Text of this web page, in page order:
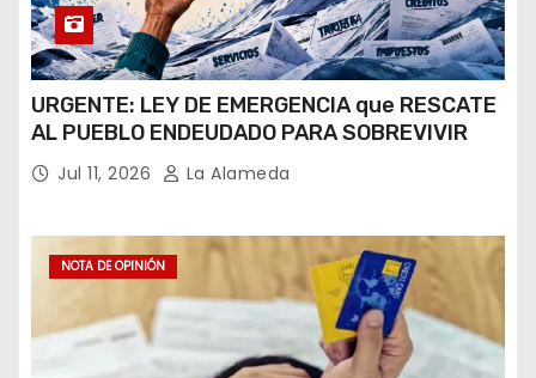
URGENTE: LEY DE EMERGENCIA que RESCATE
AL PUEBLO ENDEUDADO PARA SOBREVIVIR
Jul 11, 2026 La Alameda
NOTA DE OPINIÓN